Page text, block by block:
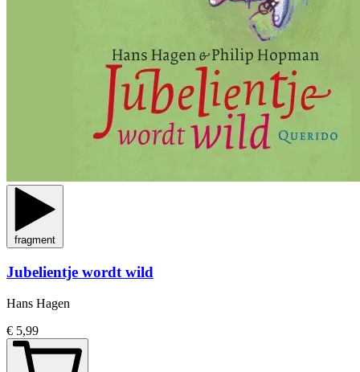
fragment
Jubelientje wordt wild
Hans Hagen
€ 5,99